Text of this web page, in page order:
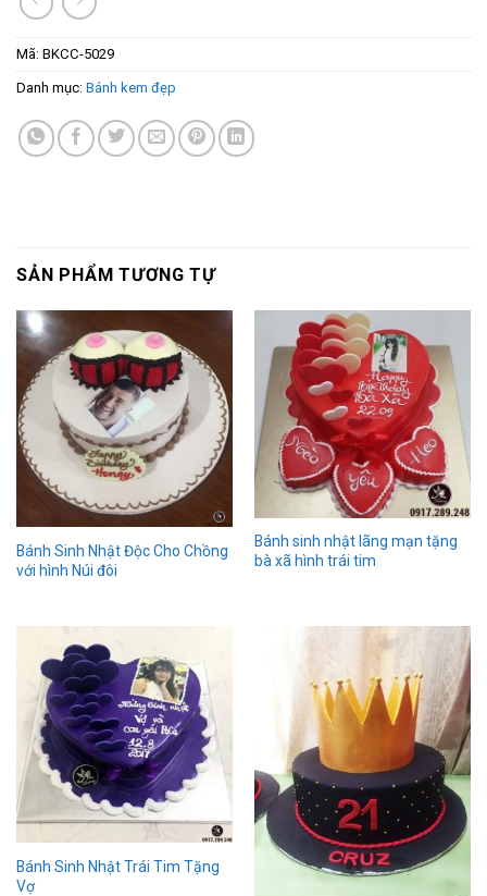
Mã: BKCC-5029
Danh mục: Bánh kem đẹp
SẢN PHẨM TƯƠNG TỰ
Bánh Sinh Nhật Độc Cho Chồng
với hình Núi đôi
Bánh sinh nhật lãng mạn tặng
bà xã hình trái tim
Bánh Sinh Nhật Trái Tim Tặng
Vợ